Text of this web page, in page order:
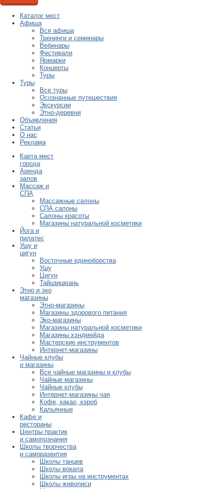
Каталог мест
Афиша
Вся афиша
Тренинги и семинары
Вебинары
Фестивали
Ярмарки
Концерты
Туры
Туры
Все туры
Осознанные путешествия
Экскурсии
Этно-деревни
Объявления
Статьи
О нас
Реклама
Карта мест
города
Аренда
залов
Массаж и
СПА
Массажные салоны
СПА салоны
Салоны красоты
Магазины натуральной косметики
Йога и
пилатес
Ушу и
цигун
Восточные единоборства
Ушу
Цигун
Тайцзицюань
Этно и эко
магазины
Этно-магазины
Магазины здорового питания
Эко-магазины
Магазины натуральной косметики
Магазины хэндмейда
Мастерские инструментов
Интернет-магазины
Чайные клубы
и магазины
Все чайные магазины и клубы
Чайные магазины
Чайные клубы
Интернет-магазины чая
Кофе, какао, кэроб
Кальянные
Кафе и
рестораны
Центры практик
и самопознания
Школы творчества
и саморазвития
Школы танцев
Школы вокала
Школы игры на инструментах
Школы живописи